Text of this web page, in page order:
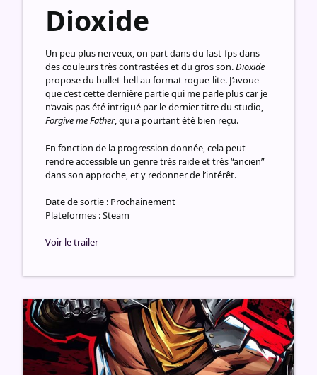
Dioxide
Un peu plus nerveux, on part dans du fast-fps dans
des couleurs très contrastées et du gros son.Dioxide
propose du bullet-hell au format rogue-lite. J’avoue
que c’est cette dernière partie qui me parle plus car je
n’avais pas été intrigué par le dernier titre du studio,
Forgive me Father, qui a pourtant été bien reçu.
En fonction de la progression donnée, cela peut
rendre accessible un genre très raide et très “ancien”
dans son approche, et y redonner de l’intérêt.
Date de sortie : Prochainement
Plateformes : Steam
Voir le trailer